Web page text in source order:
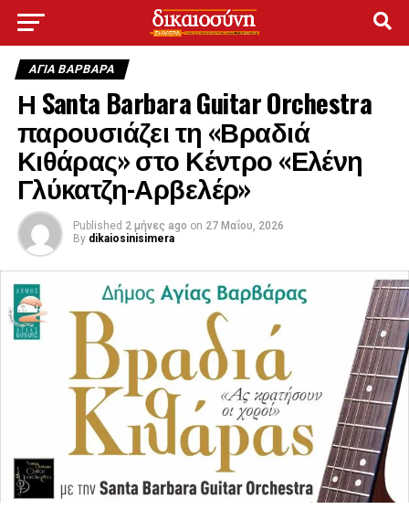
ΑΓΙΑ ΒΑΡΒΑΡΑ
Η Santa Barbara Guitar Orchestra
παρουσιάζει τη «Βραδιά
Κιθάρας» στο Κέντρο «Ελένη
Γλύκατζη-Αρβελέρ»
Published 2 μήνες ago on 27 Μαΐου, 2026
By dikaiosinisimera